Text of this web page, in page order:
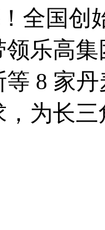
全国创
领乐高
8 家
为长